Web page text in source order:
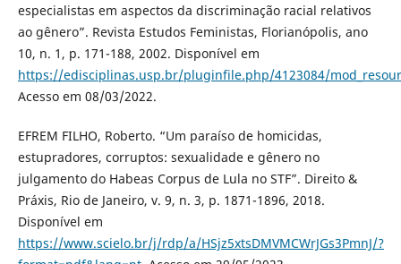
especialistas em aspectos da discriminação racial relativos
ao gênero”. Revista Estudos Feministas, Florianópolis, ano
10, n. 1, p. 171-188, 2002. Disponível em
https://edisciplinas.usp.br/pluginfile.php/4123084/
Acesso em 08/03/2022.
EFREM FILHO, Roberto. “Um paraíso de homicidas,
estupradores, corruptos: sexualidade e gênero no
julgamento do Habeas Corpus de Lula no STF”. Direito &
Práxis, Rio de Janeiro, v. 9, n. 3, p. 1871-1896, 2018.
Disponível em
https://www.scielo.br/j/rdp/a/HSjz5xtsDMVMCWrJGs3PmnJ/?